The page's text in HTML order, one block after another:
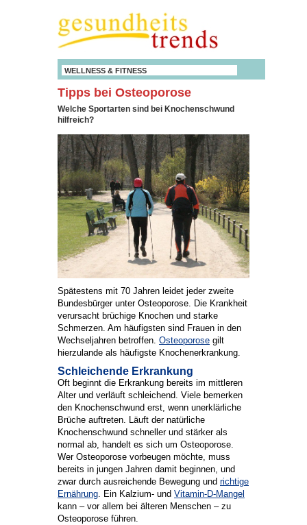
WELLNESS & FITNESS
Tipps bei Osteoporose
Welche Sportarten sind bei Knochenschwund
hilfreich?
Spätestens mit 70 Jahren leidet jeder zweite
Bundesbürger unter Osteoporose. Die Krankheit
verursacht brüchige Knochen und starke
Schmerzen. Am häufigsten sind Frauen in den
Wechseljahren betroffen. Osteoporose gilt
hierzulande als häufigste Knochenerkrankung.
Schleichende Erkrankung
Oft beginnt die Erkrankung bereits im mittleren
Alter und verläuft schleichend. Viele bemerken
den Knochenschwund erst, wenn unerklärliche
Brüche auftreten. Läuft der natürliche
Knochenschwund schneller und stärker als
normal ab, handelt es sich um Osteoporose.
Wer Osteoporose vorbeugen möchte, muss
bereits in jungen Jahren damit beginnen, und
zwar durch ausreichende Bewegung und richtige
Ernährung. Ein Kalzium- und Vitamin-D-Mangel
kann – vor allem bei älteren Menschen – zu
Osteoporose führen.